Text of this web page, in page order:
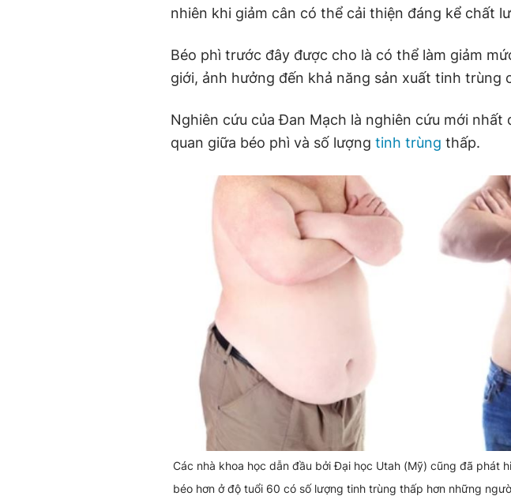
nhiên khi giảm cân có thể cải thiện đáng kể chất
Béo phì trước đây được cho là có thể làm giảm
giới, ảnh hưởng đến khả năng sản xuất tinh trùng
Nghiên cứu của Đan Mạch là nghiên cứu mới nhất
quan giữa béo phì và số lượng tinh trùng thấp.
Các nhà khoa học dẫn đầu bởi Đại học Utah (Mỹ) cũng đã phát
béo hơn ở độ tuổi 60 có số lượng tinh trùng thấp hơn những